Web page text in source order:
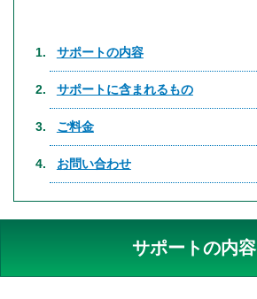
サポートの内容
サポートに含まれるもの
ご料金
お問い合わせ
サポートの内容